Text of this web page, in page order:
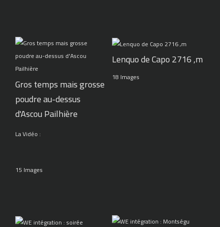
Gros temps mais grosse
poudre au-dessus
d'Ascou Pailhière
La Vidéo :
15 Images
Lenquo de Capo 2716 ,m
18 Images